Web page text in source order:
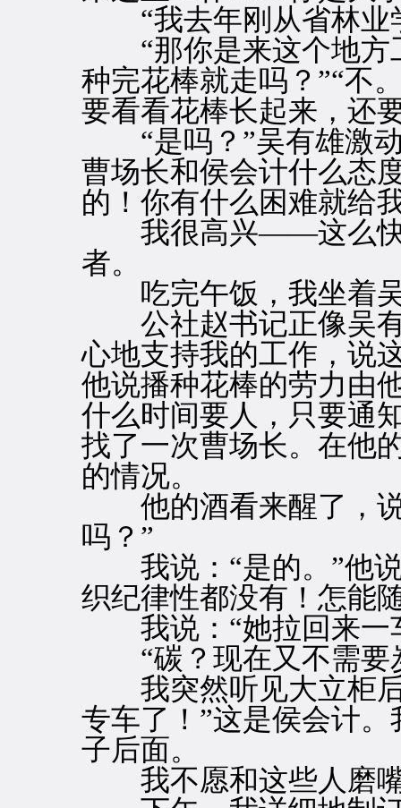
“我去年刚从省林业
“那你是来这个地方
种完花棒就走吗？”“不
要看看花棒长起来，还
“是吗？”吴有雄激动
曹场长和侯会计什么态
的！你有什么困难就给
我很高兴——这么快
者。
吃完午饭，我坐着吴
公社赵书记正像吴有
心地支持我的工作，说
他说播种花棒的劳力由
什么时间要人，只要通
找了一次曹场长。在他
的情况。
他的酒看来醒了，
吗？”
我说：“是的。”他说
织纪律性都没有！怎能
我说：“她拉回来一
“碳？现在又不需要
我突然听见大立柜后
专车了！”这是侯会计
子后面。
我不愿和这些人磨嘴